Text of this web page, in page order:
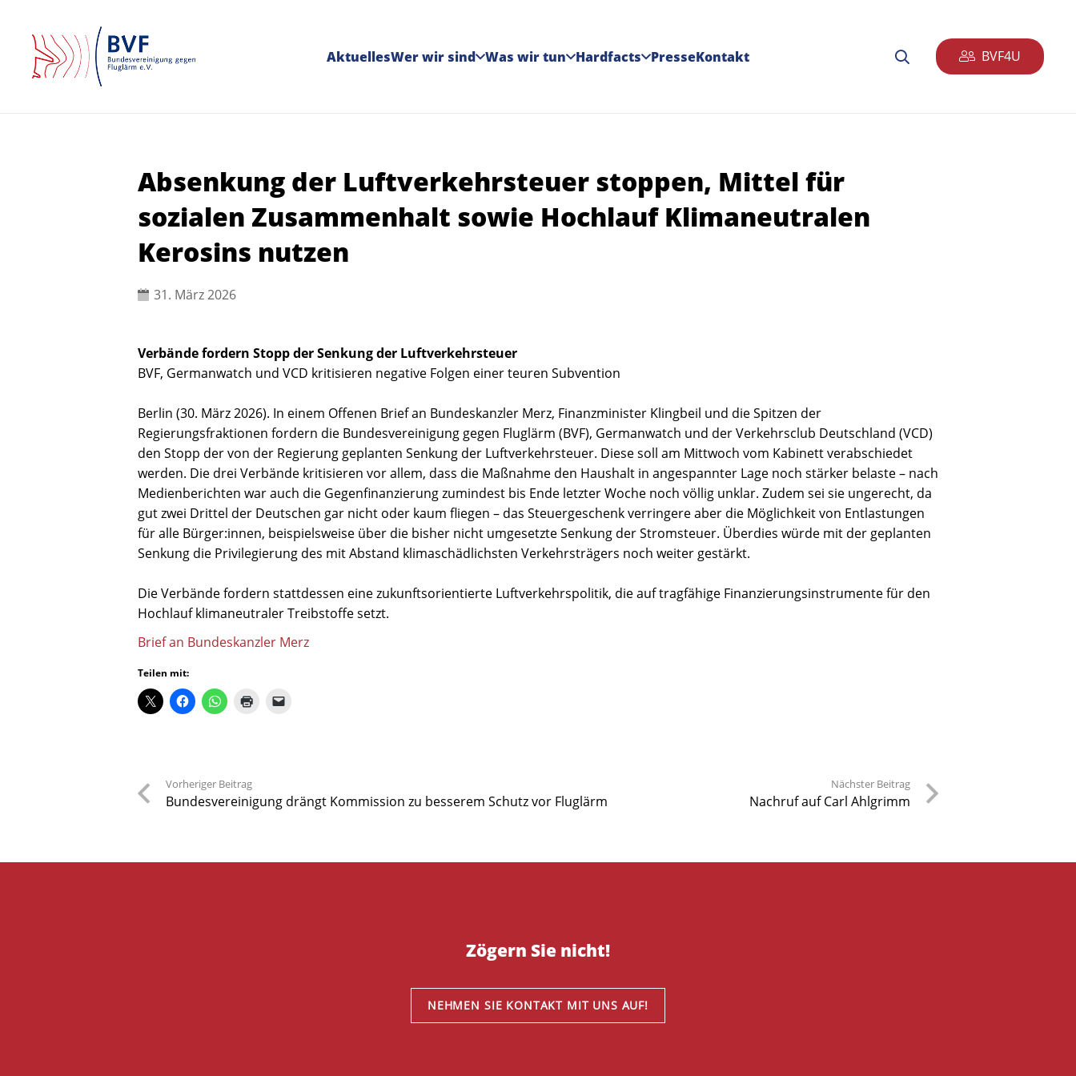
AktuellesWer wir sind Was wir tun Hardfacts PresseKontakt BVF4U
Absenkung der Luftverkehrsteuer stoppen, Mittel für
sozialen Zusammenhalt sowie Hochlauf Klimaneutralen
Kerosins nutzen
31. März 2026
Verbände fordern Stopp der Senkung der Luftverkehrsteuer
BVF, Germanwatch und VCD kritisieren negative Folgen einer teuren Subvention
Berlin (30. März 2026). In einem Offenen Brief an Bundeskanzler Merz, Finanzminister Klingbeil und die Spitzen der
Regierungsfraktionen fordern die Bundesvereinigung gegen Fluglärm (BVF), Germanwatch und der Verkehrsclub Deutschland (VCD)
den Stopp der von der Regierung geplanten Senkung der Luftverkehrsteuer. Diese soll am Mittwoch vom Kabinett verabschiedet
werden. Die drei Verbände kritisieren vor allem, dass die Maßnahme den Haushalt in angespannter Lage noch stärker belaste – nach
Medienberichten war auch die Gegenfinanzierung zumindest bis Ende letzter Woche noch völlig unklar. Zudem sei sie ungerecht, da
gut zwei Drittel der Deutschen gar nicht oder kaum fliegen – das Steuergeschenk verringere aber die Möglichkeit von Entlastungen
für alle Bürger:innen, beispielsweise über die bisher nicht umgesetzte Senkung der Stromsteuer. Überdies würde mit der geplanten
Senkung die Privilegierung des mit Abstand klimaschädlichsten Verkehrsträgers noch weiter gestärkt.
Die Verbände fordern stattdessen eine zukunftsorientierte Luftverkehrspolitik, die auf tragfähige Finanzierungsinstrumente für den
Hochlauf klimaneutraler Treibstoffe setzt.
Brief an Bundeskanzler Merz
Teilen mit:
Vorheriger Beitrag
Bundesvereinigung drängt Kommission zu besserem Schutz vor Fluglärm
Nächster Beitrag
Nachruf auf Carl Ahlgrimm
Zögern Sie nicht!
NEHMEN SIE KONTAKT MIT UNS AUF!